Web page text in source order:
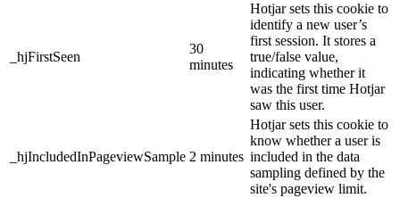
_hjFirstSeen
30
minutes
Hotjar sets this cookie to
identify a new user’s
first session. It stores a
true/false value,
indicating whether it
was the first time Hotjar
saw this user.
_hjIncludedInPageviewSample 2 minutes
Hotjar sets this cookie to
know whether a user is
included in the data
sampling defined by the
site's pageview limit.